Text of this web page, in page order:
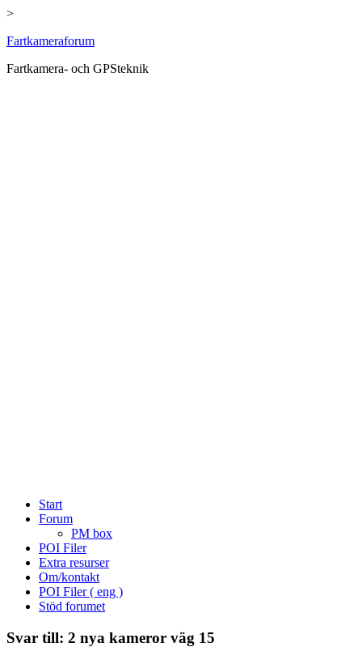
>
Hoppa
innehåll
Fartkameraforum
Fartkamera- och GPSteknik
Start
Forum
PM box
POI Filer
Extra resurser
Om/kontakt
POI Filer ( eng )
Stöd forumet
Svar till: 2 nya kameror väg 15